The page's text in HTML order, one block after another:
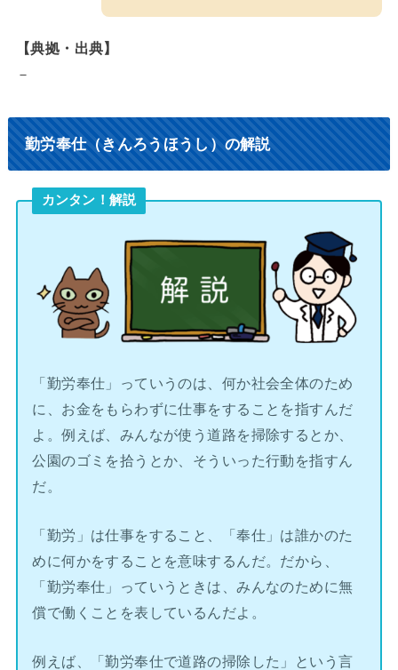
【典拠・出典】
－
勤労奉仕（きんろうほうし）の解説
カンタン！解説
「勤労奉仕」っていうのは、何か社会全体のため
に、お金をもらわずに仕事をすることを指すんだ
よ。例えば、みんなが使う道路を掃除するとか、
公園のゴミを拾うとか、そういった行動を指すん
だ。
「勤労」は仕事をすること、「奉仕」は誰かのた
めに何かをすることを意味するんだ。だから、
「勤労奉仕」っていうときは、みんなのために無
償で働くことを表しているんだよ。
例えば、「勤労奉仕で道路の掃除した」という言